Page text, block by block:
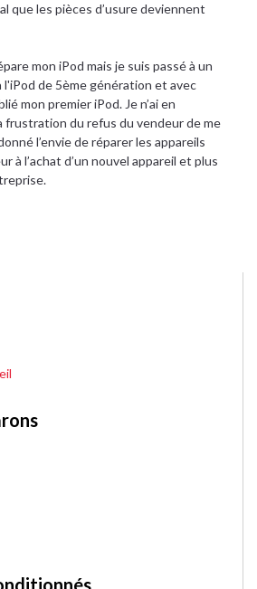
que les pièces d’usure deviennent
mon iPod mais je suis passé à un
l'iPod de 5ème génération et avec
mon premier iPod. Je n’ai en
frustration du refus du vendeur de me
l’envie de réparer les appareils
à l’achat d’un nouvel appareil et plus